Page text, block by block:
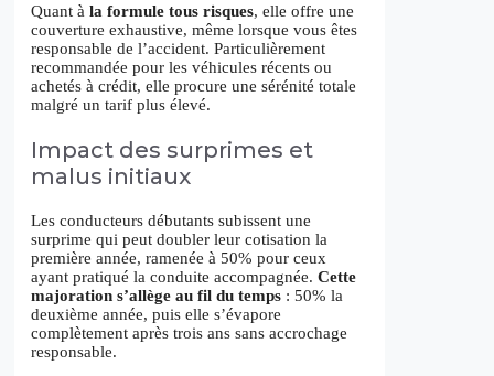
Quant à la formule tous risques, elle offre une
couverture exhaustive, même lorsque vous êtes
responsable de l’accident. Particulièrement
recommandée pour les véhicules récents ou
achetés à crédit, elle procure une sérénité totale
malgré un tarif plus élevé.
Impact des surprimes et
malus initiaux
Les conducteurs débutants subissent une
surprime qui peut doubler leur cotisation la
première année, ramenée à 50% pour ceux
ayant pratiqué la conduite accompagnée. Cette
majoration s’allège au fil du temps : 50% la
deuxième année, puis elle s’évapore
complètement après trois ans sans accrochage
responsable.